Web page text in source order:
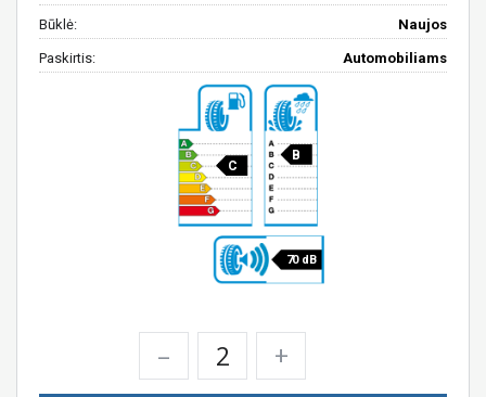
Būklė: Naujos
Paskirtis: Automobiliams
C
B
70 dB
– +